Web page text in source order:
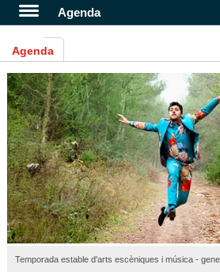
Agenda
Agenda
Temporada estable d'arts escèniques i música -